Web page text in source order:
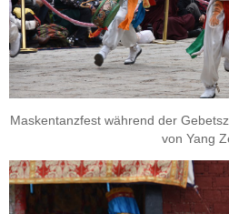
Maskentanzfest während der
von Yang